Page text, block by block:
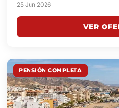
25 Jun 2026
VER
PENSIÓN COMPLETA